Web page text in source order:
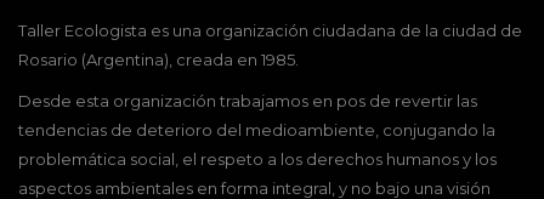
Taller Ecologista es una organización ciudadana de la ciudad de
Rosario (Argentina), creada en 1985.
Desde esta organización trabajamos en pos de revertir las
tendencias de deterioro del medioambiente, conjugando la
problemática social, el respeto a los derechos humanos y los
aspectos ambientales en forma integral, y no bajo una visión